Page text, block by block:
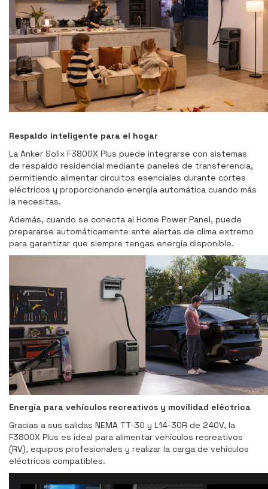
Respaldo inteligente para el hogar
La Anker Solix F3800X Plus puede integrarse con sistemas
de respaldo residencial mediante paneles de transferencia,
permitiendo alimentar circuitos esenciales durante cortes
eléctricos y proporcionando energía automática cuando más
la necesitas.
Además, cuando se conecta al Home Power Panel, puede
prepararse automáticamente ante alertas de clima extremo
para garantizar que siempre tengas energía disponible.
Energía para vehículos recreativos y movilidad eléctrica
Gracias a sus salidas NEMA TT-30 y L14-30R de 240V, la
F3800X Plus es ideal para alimentar vehículos recreativos
(RV), equipos profesionales y realizar la carga de vehículos
eléctricos compatibles.